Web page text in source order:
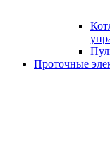
Проточные